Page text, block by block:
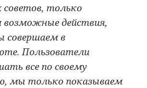
советов, только
возможные действия,
совершаем в
Пользователи
все по своему
мы только показываем